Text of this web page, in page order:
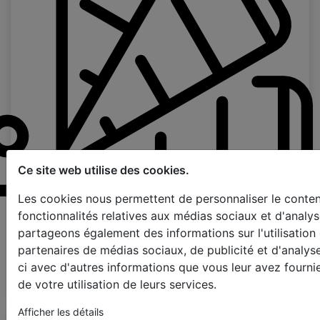
Ce site web utilise des cookies.
Les cookies nous permettent de personnaliser le
fonctionnalités relatives aux médias sociaux et
partageons également des informations sur
partenaires de médias sociaux, de publicité et
ci avec d'autres informations que vous leur avez
de votre utilisation de leurs services.
Afficher les détails
Page d'échantillons
L'étape suivante